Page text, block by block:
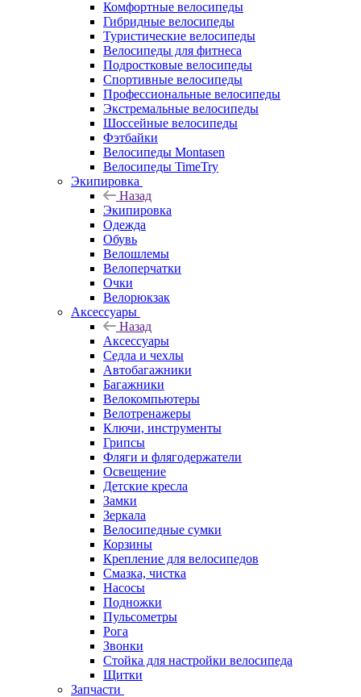
Комфортные велосипеды
Гибридные велосипеды
Туристические велосипеды
Велосипеды для фитнеса
Подростковые велосипеды
Спортивные велосипеды
Профессиональные велосипеды
Экстремальные велосипеды
Шоссейные велосипеды
Фэтбайки
Велосипеды Montasen
Велосипеды TimeTry
Экипировка
Назад
Экипировка
Одежда
Обувь
Велошлемы
Велоперчатки
Очки
Велорюкзак
Аксессуары
Назад
Аксессуары
Седла и чехлы
Автобагажники
Багажники
Велокомпьютеры
Велотренажеры
Ключи, инструменты
Грипсы
Фляги и флягодержатели
Освещение
Детские кресла
Замки
Зеркала
Велосипедные сумки
Корзины
Крепление для велосипедов
Смазка, чистка
Насосы
Подножки
Пульсометры
Рога
Звонки
Стойка для настройки велосипеда
Щитки
Запчасти